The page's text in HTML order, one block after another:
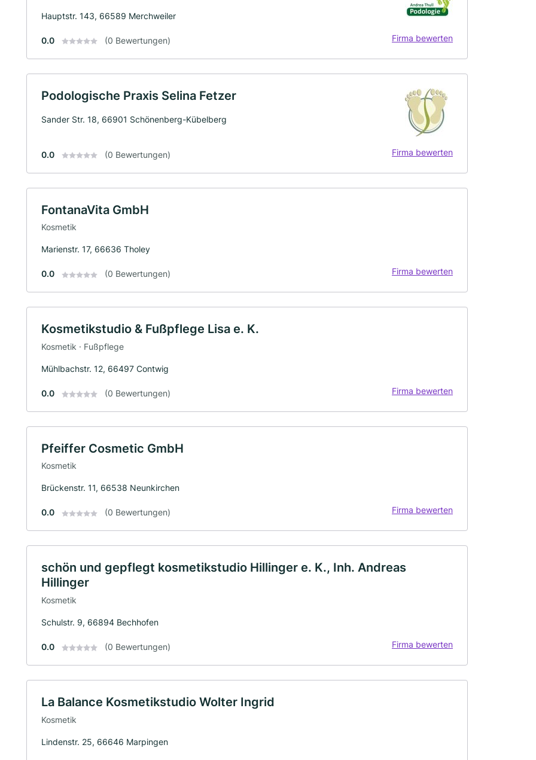
Hauptstr. 143, 66589 Merchweiler
0.0 (0 Bewertungen) Firma bewerten
Podologische Praxis Selina Fetzer
Sander Str. 18, 66901 Schönenberg-Kübelberg
0.0 (0 Bewertungen) Firma bewerten
FontanaVita GmbH
Kosmetik
Marienstr. 17, 66636 Tholey
0.0 (0 Bewertungen) Firma bewerten
Kosmetikstudio & Fußpflege Lisa e. K.
Kosmetik · Fußpflege
Mühlbachstr. 12, 66497 Contwig
0.0 (0 Bewertungen) Firma bewerten
Pfeiffer Cosmetic GmbH
Kosmetik
Brückenstr. 11, 66538 Neunkirchen
0.0 (0 Bewertungen) Firma bewerten
schön und gepflegt kosmetikstudio Hillinger e. K., Inh. Andreas
Hillinger
Kosmetik
Schulstr. 9, 66894 Bechhofen
0.0 (0 Bewertungen) Firma bewerten
La Balance Kosmetikstudio Wolter Ingrid
Kosmetik
Lindenstr. 25, 66646 Marpingen